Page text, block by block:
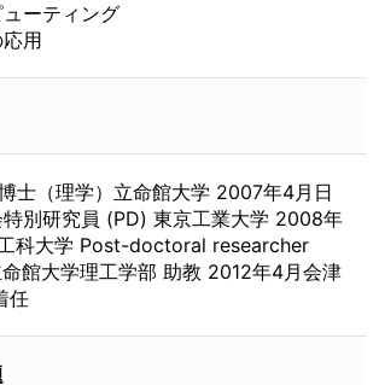
ーティング
用
士（理学）立命館大学 2007年4月日
別研究員 (PD) 東京工業大学 2008年
科大学 Post-doctoral researcher
館大学理工学部 助教 2012年4月会津
任